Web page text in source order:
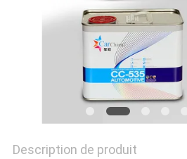
POLITIQUE
CONFIDENTIALITÉ
Description de produit